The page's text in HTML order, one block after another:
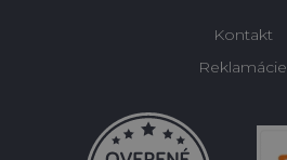
Kontakt
Reklamácie